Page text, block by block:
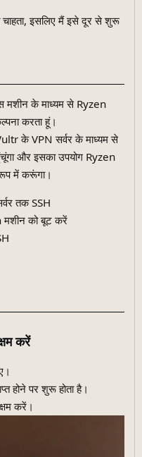
चाहता, इसलिए मैं इसे दूर से शुरू
मशीन के माध्यम से Ryzen
करता हूं।
के VPN सर्वर के माध्यम से
और इसका उपयोग Ryzen
में करूंगा।
तक SSH
मशीन को बूट करें
करें
होने पर शुरू होता है।
करें।